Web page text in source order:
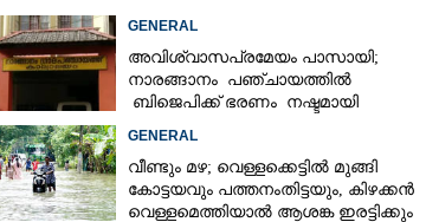
GENERAL
അവിശ്വാസപ്രമേയം പാസായി;
നാരങ്ങാനം പഞ്ചായത്തിൽ
ബിജെപിക്ക് ഭരണം നഷ്ടമായി
GENERAL
വീണ്ടും മഴ; വെള്ളക്കെട്ടിൽ മുങ്ങി
കോട്ടയവും പത്തനംതിട്ടയും, കിഴക്കൻ
വെള്ളമെത്തിയാൽ ആശങ്ക ഇരട്ടിക്കും